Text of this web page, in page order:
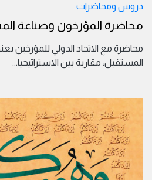
دروس ومحاضرات
محاضرة المؤرخون وصناعة
محاضرة مع الاتحاد الدولي للمؤرخين
المستقبل: مقاربة بين الاستراتيجيا...